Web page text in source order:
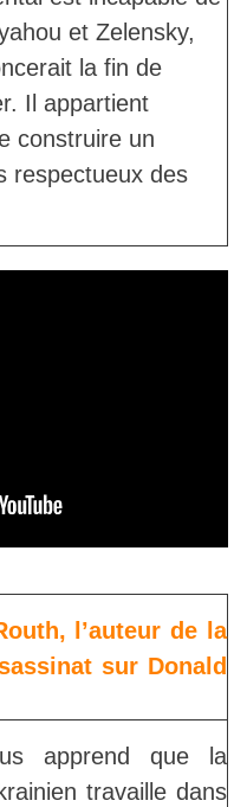
et Zelensky,
la fin de
Il appartient
construire un
respectueux des
l’auteur de la
sur Donald
apprend que la
travaille dans